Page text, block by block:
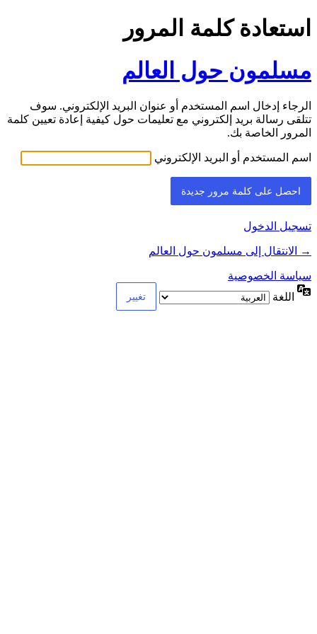
استعادة كلمة المرور
مسلمون حول العالم
الرجاء إدخال اسم المستخدم أو عنوان البريد الإلكتروني. سوف
تتلقى رسالة بريد إلكتروني مع تعليمات حول كيفية إعادة تعيين كلمة
المرور الخاصة بك.
اسم المستخدم أو البريد الإلكتروني
تسجيل الدخول
→ الانتقال إلى مسلمون حول العالم
سياسة الخصوصية
اللغة